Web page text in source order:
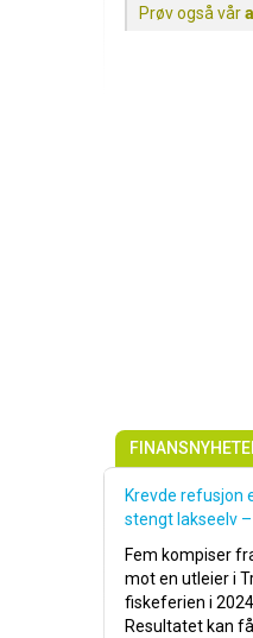
Prøv også vår
Krevde refusjon
stengt lakseelv
Fem kompiser
mot en utleier i
fiskeferien i
Resultatet kan